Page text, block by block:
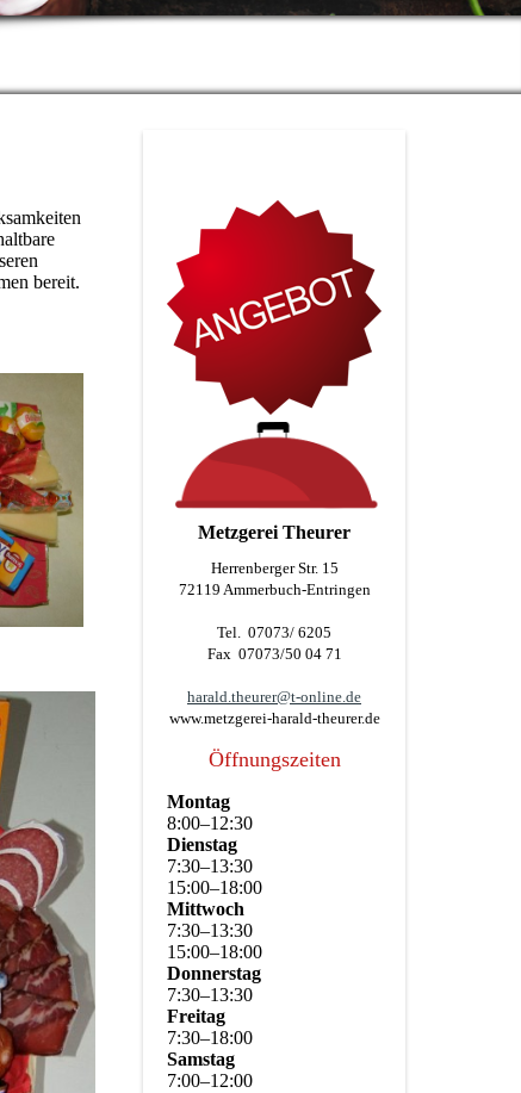
bereit.
Metzgerei Theurer
Herrenberger Str. 15
72119 Ammerbuch-Entringen
Tel. 07073/ 6205
Fax 07073/50 04 71
harald.theurer@t-online.de
www.metzgerei-harald-theurer.de
Öffnungszeiten
Montag
8:00–12:30
Dienstag
7:30–13:30
15:00–18:00
Mittwoch
7:30–13:30
15:00–18:00
Donnerstag
7:30–13:30
Freitag
7:30–18:00
Samstag
7:00–12:00